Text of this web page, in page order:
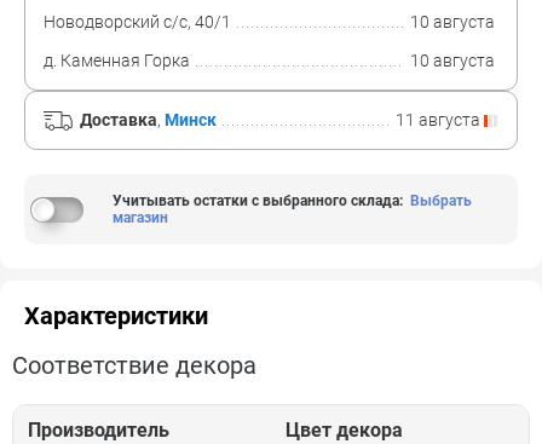
Новодворский с/с, 40/1
10 августа
д. Каменная Горка
10 августа
Доставка, Минск 11 августа
Учитывать остатки с выбранного склада: Выбрать
магазин
Характеристики
Соответствие декора
Производитель Цвет декора